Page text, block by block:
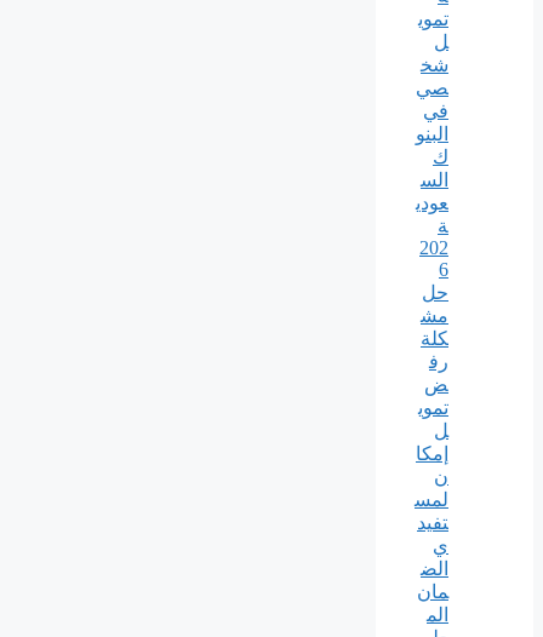
تموي
ل
شخ
صي
في
البنو
ك
الس
عودي
ة
202
6
حل
مش
كلة
رف
ض
تموي
ل
إمكا
ن
لمس
تفيد
ي
الض
مان
الم